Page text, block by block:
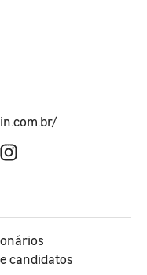
candidatos